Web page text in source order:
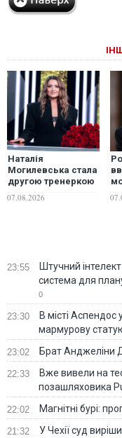
Наталія
Могилевська стала
другою тренеркою
14-го сезону шоу
"Голос країни"
07.08.2026
23:55
Штучний
система для
0
23:30
В місті
мармурову
23:02 Брат Анджеліни
22:33
Вже вивели на
позашляховика
22:02 Магнітні бурі:
21:32
У Чехії суд